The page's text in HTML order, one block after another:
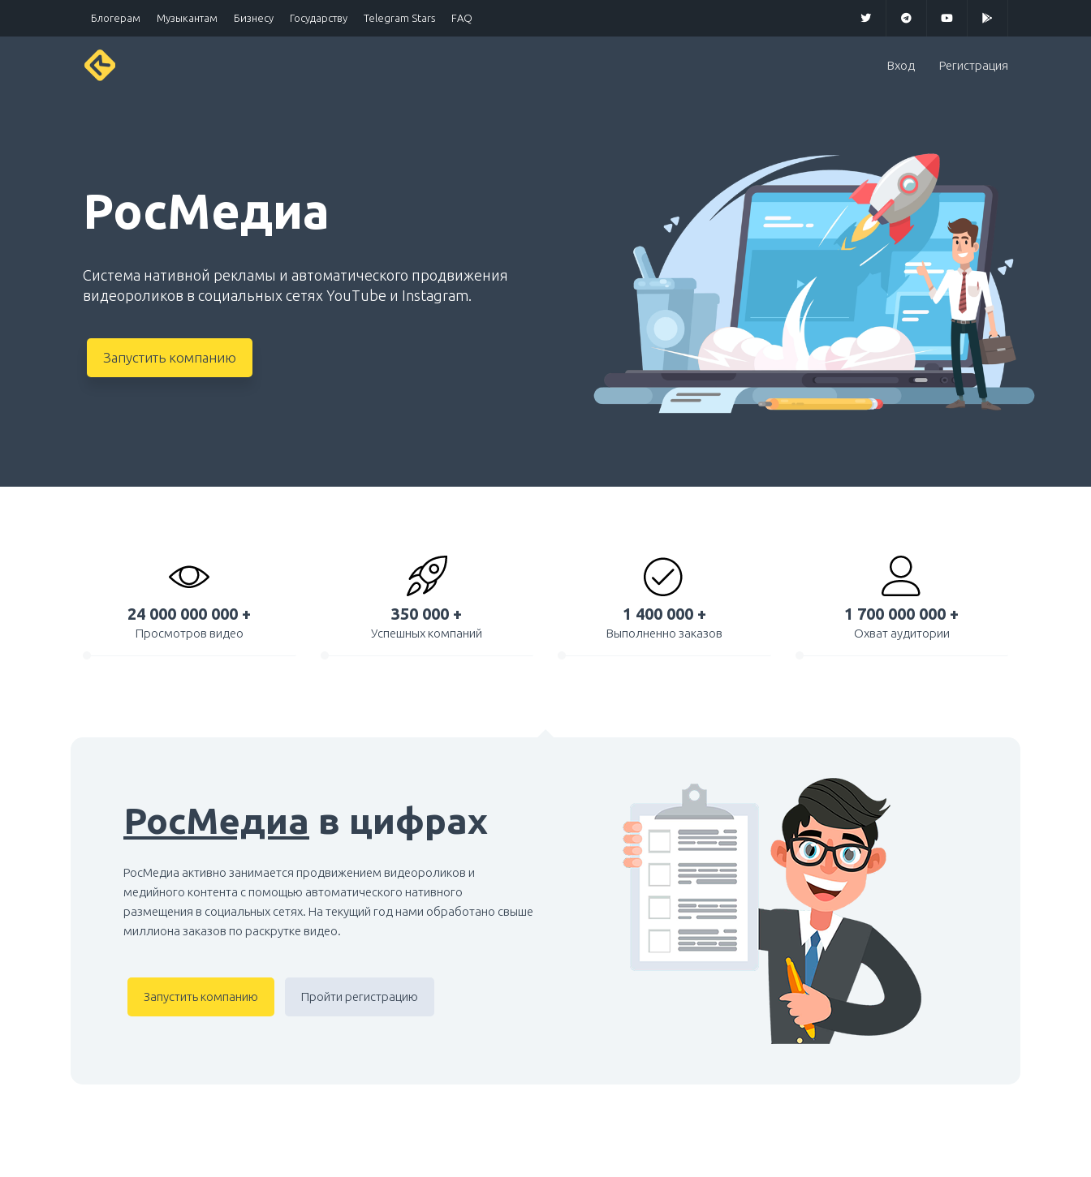
Блогерам Музыкантам Бизнесу Государству Telegram Stars FAQ
Вход Регистрация
РосМедиа
Система нативной рекламы и автоматического продвижения
видеороликов в социальных сетях YouTube и Instagram.
Запустить компанию
24 000 000 000 +
Просмотров видео
350 000 +
Успешных компаний
1 400 000 +
Выполненно заказов
1 700 000 000 +
Охват аудитории
РосМедиа в цифрах
РосМедиа активно занимается продвижением видеороликов и
медийного контента с помощью автоматического нативного
размещения в социальных сетях. На текущий год нами обработано свыше
миллиона заказов по раскрутке видео.
Запустить компанию Пройти регистрацию